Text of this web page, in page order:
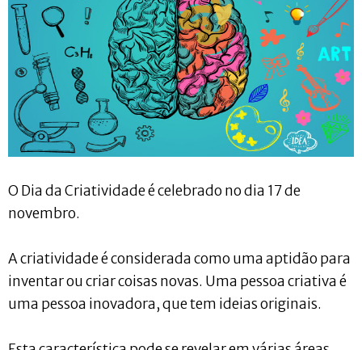
O Dia da Criatividade é celebrado no dia 17 de
novembro.
A criatividade é considerada como uma aptidão para
inventar ou criar coisas novas. Uma pessoa criativa é
uma pessoa inovadora, que tem ideias originais.